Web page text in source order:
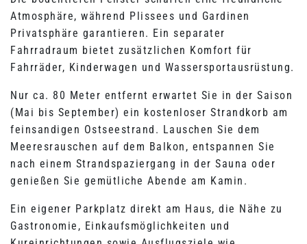
Atmosphäre, während Plissees und Gardinen
Privatsphäre garantieren. Ein separater
Fahrradraum bietet zusätzlichen Komfort für
Fahrräder, Kinderwagen und Wassersportausrüstung.
Nur ca. 80 Meter entfernt erwartet Sie in der Saison
(Mai bis September) ein kostenloser Strandkorb am
feinsandigen Ostseestrand. Lauschen Sie dem
Meeresrauschen auf dem Balkon, entspannen Sie
nach einem Strandspaziergang in der Sauna oder
genießen Sie gemütliche Abende am Kamin.
Ein eigener Parkplatz direkt am Haus, die Nähe zu
Gastronomie, Einkaufsmöglichkeiten und